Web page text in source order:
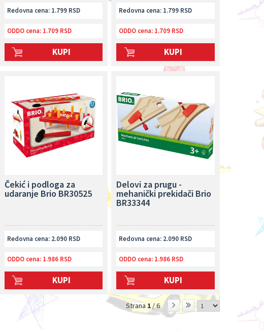
Redovna cena: 1.799 RSD
ODDO cena:1.709 RSD
KUPI
Redovna cena: 1.799 RSD
ODDO cena: 1.709 RSD
KUPI
Čekić i podloga za
udaranje Brio BR30525
Redovna cena: 2.090 RSD
ODDO cena:1.986 RSD
KUPI
Delovi za prugu -
mehanički prekidači Brio
BR33344
Redovna cena: 2.090 RSD
ODDO cena: 1.986 RSD
KUPI
Strana1/ 6